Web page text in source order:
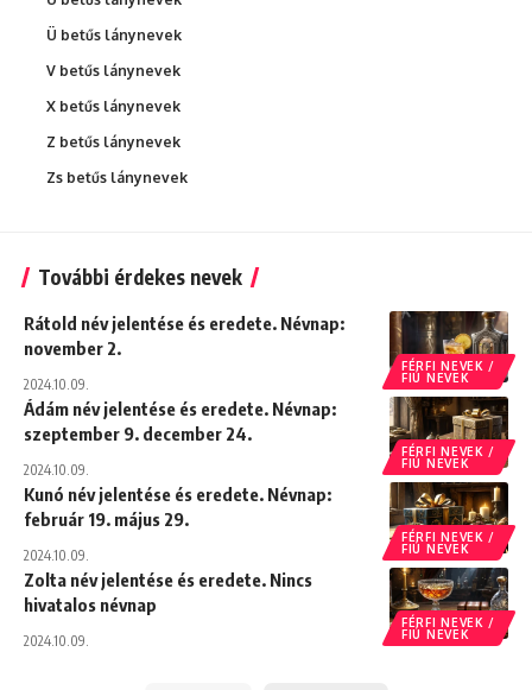
Ü betűs lánynevek
V betűs lánynevek
X betűs lánynevek
Z betűs lánynevek
Zs betűs lánynevek
További érdekes nevek
FÉRFI NEVEK /
FIÚ NEVEK
Rátold név jelentése és eredete. Névnap:
november 2.
2024.10.09.
FÉRFI NEVEK /
FIÚ NEVEK
Ádám név jelentése és eredete. Névnap:
szeptember 9. december 24.
2024.10.09.
FÉRFI NEVEK /
FIÚ NEVEK
Kunó név jelentése és eredete. Névnap:
február 19. május 29.
2024.10.09.
FÉRFI NEVEK /
FIÚ NEVEK
Zolta név jelentése és eredete. Nincs
hivatalos névnap
2024.10.09.